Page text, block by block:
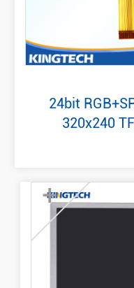
24bit
320x240
+